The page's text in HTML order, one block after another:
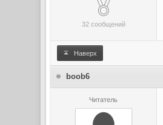
32 сообщений
Наверх
boob6
Читатель